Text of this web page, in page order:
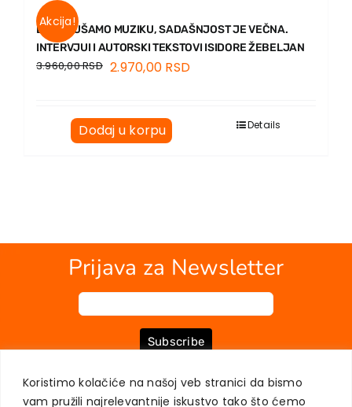
Koristimo kolačiće na našoj veb stranici da bismo
vam pružili najrelevantnije iskustvo tako što ćemo
Akcija!
DOK SLUŠAMO MUZIKU, SADAŠNJOST JE VEČNA.
INTERVJUI I AUTORSKI TEKSTOVI ISIDORE ŽEBELJAN
3.960,00RSD 2.970,00 RSD
Dodaj u korpu Details
Prijava za Newsletter
Subscribe